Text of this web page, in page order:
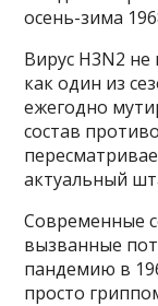
осень-зима
Вирус H3N2 не
как один из
ежегодно
состав
актуальный
Современные
вызванные
пандемию в
просто